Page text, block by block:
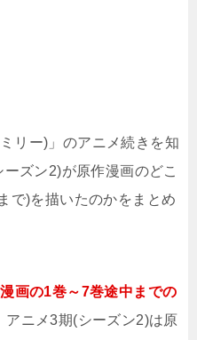
リー)」のアニメ続きを知
ズン2)が原作漫画のどこ
で)を描いたのかをまとめ
画の1巻～7巻途中までの
アニメ3期(シーズン2)は原